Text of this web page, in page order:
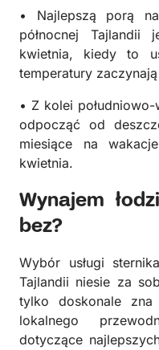
• Najlepszą porą
północnej
kwietnia, kiedy to
temperatury
• Z kolei
odpocząć od
miesiące na
kwietnia.
Wynajem
bez?
Wybór usługi
Tajlandii niesie za
tylko doskonale
lokalnego
dotyczące